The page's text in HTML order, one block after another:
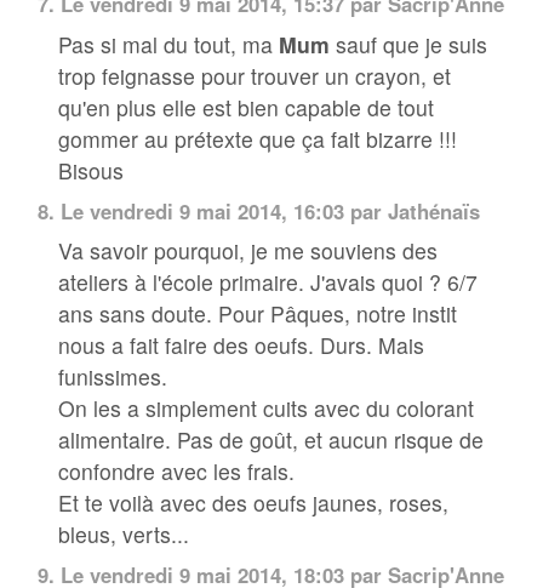
Pas si mal du tout, ma Mum sauf que je suis
trop feignasse pour trouver un crayon, et
qu'en plus elle est bien capable de tout
gommer au prétexte que ça fait bizarre !!!
Bisous
8. Le vendredi 9 mai 2014, 16:03 par Jathénaïs
Va savoir pourquoi, je me souviens des
ateliers à l'école primaire. J'avais quoi ? 6/7
ans sans doute. Pour Pâques, notre instit
nous a fait faire des oeufs. Durs. Mais
funissimes.
On les a simplement cuits avec du colorant
alimentaire. Pas de goût, et aucun risque de
confondre avec les frais.
Et te voilà avec des oeufs jaunes, roses,
bleus, verts...
9. Le vendredi 9 mai 2014, 18:03 par Sacrip'Anne